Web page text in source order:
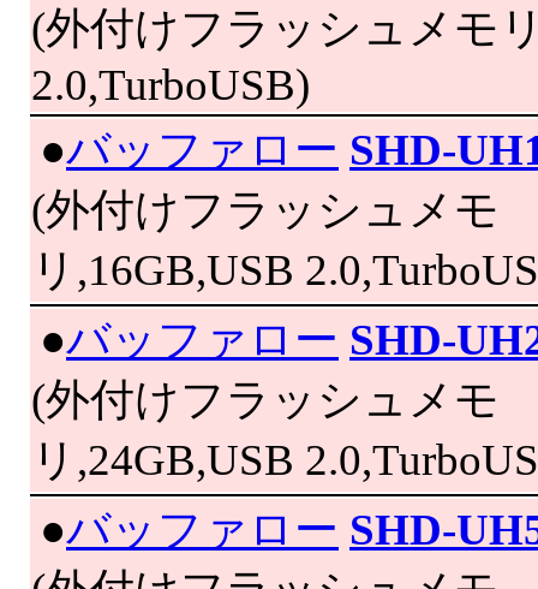
(外付けフラッシュメモ
2.0,TurboUSB)
●バッファロー SHD-
(外付けフラッシュメモ
リ,16GB,USB
●バッファロー SHD-
(外付けフラッシュメモ
リ,24GB,USB
●バッファロー SHD-